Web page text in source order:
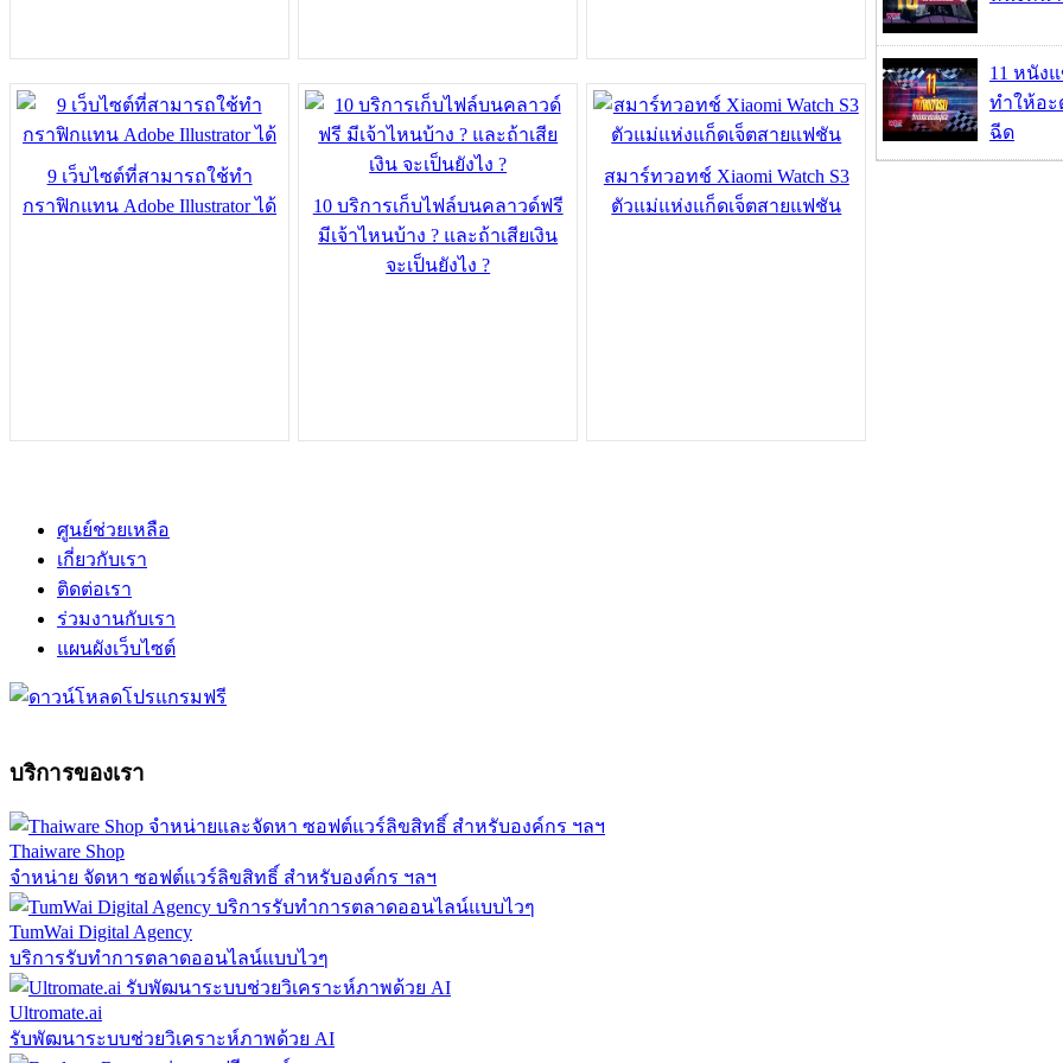
9 เว็บไซต์ที่สามารถใช้ทำ
กราฟิกแทน Adobe Illustrator ได้
10 บริการเก็บไฟล์บนคลาวด์ฟรี
มีเจ้าไหนบ้าง ? และถ้าเสียเงิน
จะเป็นยังไง ?
สมาร์ทวอทช์ Xiaomi Watch S3
ตัวแม่แห่งแก็ดเจ็ตสายแฟชัน
11 หนัง
ทำให้อ
ฉีด
ศูนย์ช่วยเหลือ
เกี่ยวกับเรา
ติดต่อเรา
ร่วมงานกับเรา
แผนผังเว็บไซต์
บริการของเรา
Thaiware Shop
จำหน่าย จัดหา ซอฟต์แวร์ลิขสิทธิ์ สำหรับองค์กร ฯลฯ
TumWai Digital Agency
บริการรับทำการตลาดออนไลน์แบบไวๆ
Ultromate.ai
รับพัฒนาระบบช่วยวิเคราะห์ภาพด้วย AI